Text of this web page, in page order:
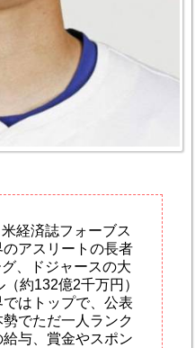
経済誌フォーブス
のアスリートの長者
、ドジャースの大
約132億2千万円）
はトップで、公表
でただ一人ランク
与、賞金やスポン